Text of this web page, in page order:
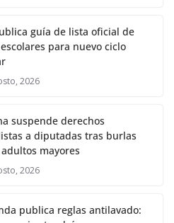
guía de lista oficial de
para nuevo ciclo
2026
suspende derechos
a diputadas tras burlas
mayores
2026
publica reglas antilavado: